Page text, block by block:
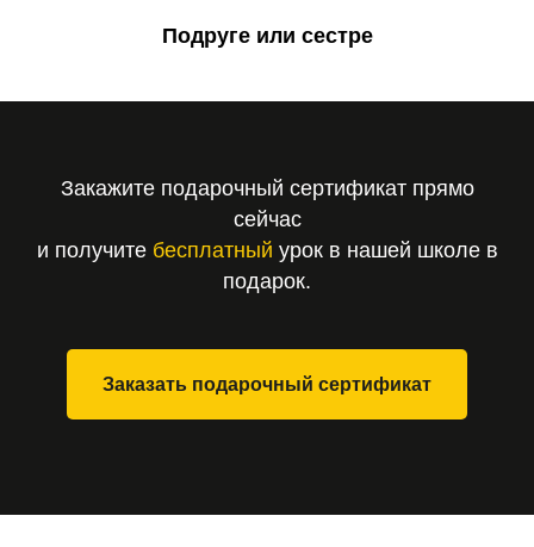
Подруге или сестре
Закажите подарочный сертификат прямо
сейчас
и получите бесплатный урок в нашей школе в
подарок.
Заказать подарочный сертификат